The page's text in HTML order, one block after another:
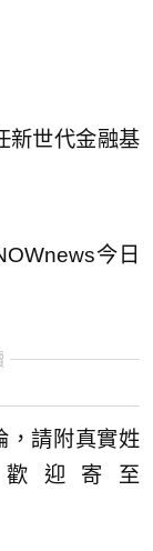
新世代金融基
今日
，請附真實姓
迎寄至